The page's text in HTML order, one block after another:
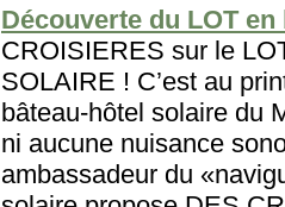
Découverte du LOT
CROISIERES sur le
SOLAIRE ! C’est au
bâteau-hôtel solaire du
ni aucune nuisance
ambassadeur du